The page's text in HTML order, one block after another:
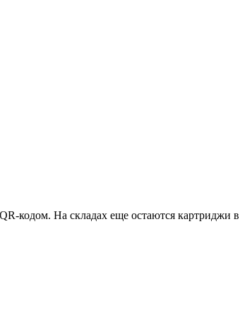
кодом. На складах еще остаются картриджи в